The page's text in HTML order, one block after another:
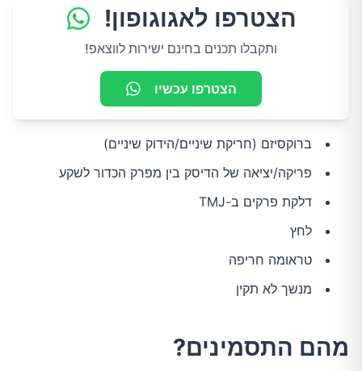
הצטרפו לאגוגופון!
ותקבלו תכנים בחינם ישירות לווצאפ!
הצטרפו עכשיו
ברוקסיזם (חריקת שיניים/הידוק שיניים)
פריקה/יציאה של הדיסק בין מפרק הכדור לשקע
דלקת פרקים ב-TMJ
לחץ
טראומה חריפה
מנשך לא תקין
מהם התסמינים?